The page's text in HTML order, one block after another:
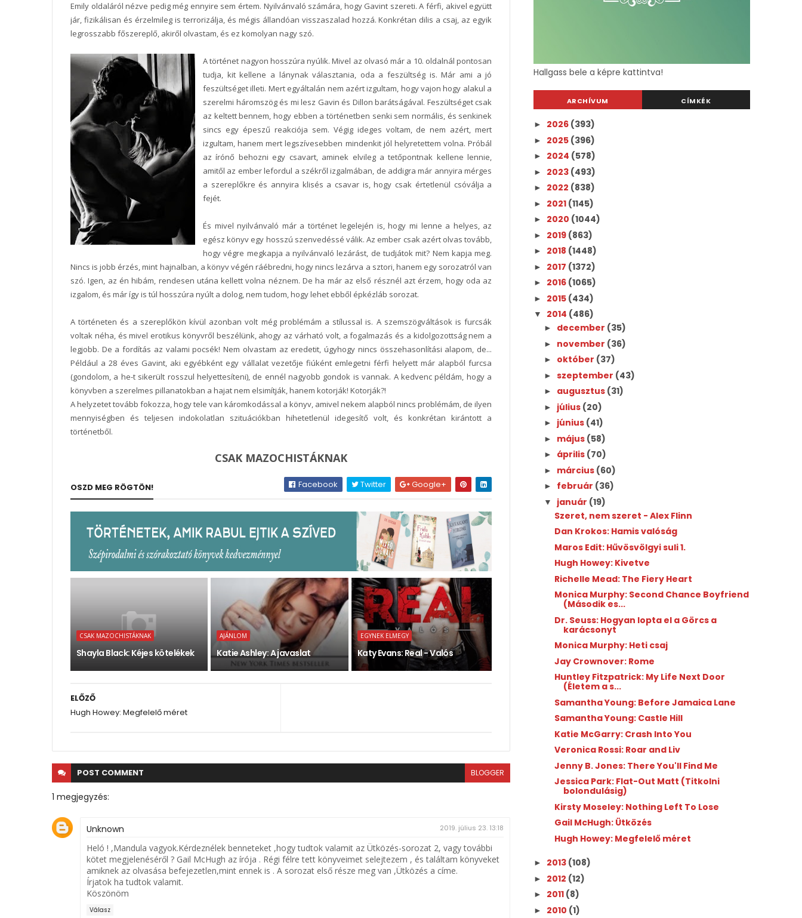
Emily oldaláról nézve pedig még ennyire sem értem. Nyilvánvaló számára, hogy Gavint szereti. A férfi, akivel együtt
jár, fizikálisan és érzelmileg is terrorizálja, és mégis állandóan visszaszalad hozzá. Konkrétan dilis a csaj, az egyik
legrosszabb főszereplő, akiről olvastam, és ez komolyan nagy szó.
A történet nagyon hosszúra nyúlik. Mivel az olvasó már a 10. oldalnál pontosan
tudja, kit kellene a lánynak választania, oda a feszültség is. Már ami a jó
feszültséget illeti. Mert egyáltalán nem azért izgultam, hogy vajon hogy alakul a
szerelmi háromszög és mi lesz Gavin és Dillon barátságával. Feszültséget csak
az keltett bennem, hogy ebben a történetben senki sem normális, és senkinek
sincs egy épeszű reakciója sem. Végig ideges voltam, de nem azért, mert
izgultam, hanem mert legszívesebben mindenkit jól helyretettem volna. Próbál
az írónő behozni egy csavart, aminek elvileg a tetőpontnak kellene lennie,
amitől az ember lefordul a székről izgalmában, de addigra már annyira mérges
a szereplőkre és annyira klisés a csavar is, hogy csak értetlenül csóválja a
fejét.
És mivel nyilvánvaló már a történet legelején is, hogy mi lenne a helyes, az
egész könyv egy hosszú szenvedéssé válik. Az ember csak azért olvas tovább,
hogy végre megkapja a nyilvánvaló lezárást, de tudjátok mit? Nem kapja meg.
Nincs is jobb érzés, mint hajnalban, a könyv végén ráébredni, hogy nincs lezárva a sztori, hanem egy sorozatról van
szó. Igen, az én hibám, rendesen utána kellett volna néznem. De ha már az első résznél azt érzem, hogy oda az
izgalom, és már így is túl hosszúra nyúlt a dolog, nem tudom, hogy lehet ebből épkézláb sorozat.
A történeten és a szereplőkön kívül azonban volt még problémám a stílussal is. A szemszögváltások is furcsák
voltak néha, és mivel erotikus könyvről beszélünk, ahogy az várható volt, a fogalmazás és a kidolgozottság nem a
legjobb. De a fordítás az valami pocsék! Nem olvastam az eredetit, úgyhogy nincs összehasonlítási alapom, de...
Például a 28 éves Gavint, aki egyébként egy vállalat vezetője fiúként emlegetni férfi helyett már alapból furcsa
(gondolom, a he-t sikerült rosszul helyettesíteni), de ennél nagyobb gondok is vannak. A kedvenc példám, hogy a
könyvben a szerelmes pillanatokban a hajat nem elsimítják, hanem kotorják! Kotorják?!
A helyzetet tovább fokozza, hogy tele van káromkodással a könyv, amivel nekem alapból nincs problémám, de ilyen
mennyiségben és teljesen indokolatlan szituációkban hihetetlenül idegesítő volt, és konkrétan kirántott a
történetből.
CSAK MAZOCHISTÁKNAK
OSZD MEG RÖGTÖN! Facebook Twitter Google+
CSAK MAZOCHISTÁKNAK
Shayla Black: Kéjes kötelékek
AJÁNLOM
Katie Ashley: A javaslat
EGYNEK ELMEGY
Katy Evans: Real - Valós
ELŐZŐ
Hugh Howey: Megfelelő méret
POST COMMENT BLOGGER
1 megjegyzés:
Unknown 2019. július 23. 13:18
Heló ! ,Mandula vagyok.Kérdeznélek benneteket ,hogy tudtok valamit az Ütközés-sorozat 2, vagy további
kötet megjelenéséről ? Gail McHugh az írója . Régi félre tett könyveimet selejtezem , és találtam könyveket
amiknek az olvasása befejezetlen,mint ennek is . A sorozat első része meg van ,Ütközés a címe.
Írjatok ha tudtok valamit.
Köszönöm
Válasz
Hallgass bele a képre kattintva!
ARCHÍVUM CÍMKÉK
► 2026 (393)
► 2025 (396)
► 2024 (578)
► 2023 (493)
► 2022 (838)
► 2021 (1145)
► 2020 (1044)
► 2019 (863)
► 2018 (1448)
► 2017 (1372)
► 2016 (1065)
► 2015 (434)
▼ 2014 (486)
► december (35)
► november (36)
► október (37)
►szeptember (43)
► augusztus (31)
► július (20)
► június (41)
► május (58)
► április (70)
► március (60)
► február (36)
▼ január (19)
Szeret, nem szeret - Alex Flinn
Dan Krokos: Hamis valóság
Maros Edit: Hűvösvölgyi suli 1.
Hugh Howey: Kivetve
Richelle Mead: The Fiery Heart
Monica Murphy: Second Chance Boyfriend
(Második es...
Dr. Seuss: Hogyan lopta el a Görcs a
karácsonyt
Monica Murphy: Heti csaj
Jay Crownover: Rome
Huntley Fitzpatrick: My Life Next Door
(Életem a s...
Samantha Young: Before Jamaica Lane
Samantha Young: Castle Hill
Katie McGarry: Crash Into You
Veronica Rossi: Roar and Liv
Jenny B. Jones: There You'll Find Me
Jessica Park: Flat-Out Matt (Titkolni
bolondulásig)
Kirsty Moseley: Nothing Left To Lose
Gail McHugh: Ütközés
Hugh Howey: Megfelelő méret
► 2013 (108)
► 2012 (12)
► 2011 (8)
► 2010 (1)